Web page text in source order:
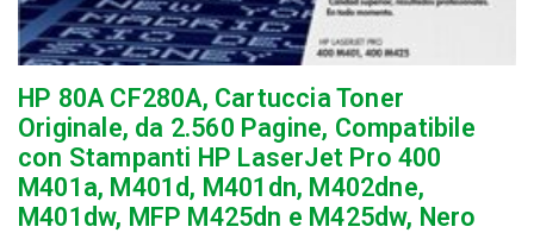
HP 80A CF280A, Cartuccia Toner
Originale, da 2.560 Pagine, Compatibile
con Stampanti HP LaserJet Pro 400
M401a, M401d, M401dn, M402dne,
M401dw, MFP M425dn e M425dw, Nero